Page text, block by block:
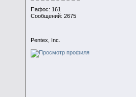
Пафос: 161
Сообщений: 2675
Pentex, Inc.